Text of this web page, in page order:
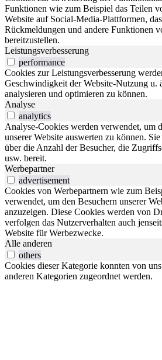
Funktionen wie zum Beispiel das Teilen
Website auf Social-Media-Plattformen,
Rückmeldungen und andere Funktionen
bereitzustellen.
Leistungsverbesserung
performance
Cookies zur Leistungsverbesserung
Geschwindigkeit der Website-Nutzung u.
analysieren und optimieren zu können.
Analyse
analytics
Analyse-Cookies werden verwendet, um
unserer Website auswerten zu können.
über die Anzahl der Besucher, die
usw. bereit.
Werbepartner
advertisement
Cookies von Werbepartnern wie zum
verwendet, um den Besuchern unserer
anzuzeigen. Diese Cookies werden von
verfolgen das Nutzerverhalten auch
Website für Werbezwecke.
Alle anderen
others
Cookies dieser Kategorie konnten von
anderen Kategorien zugeordnet werden.